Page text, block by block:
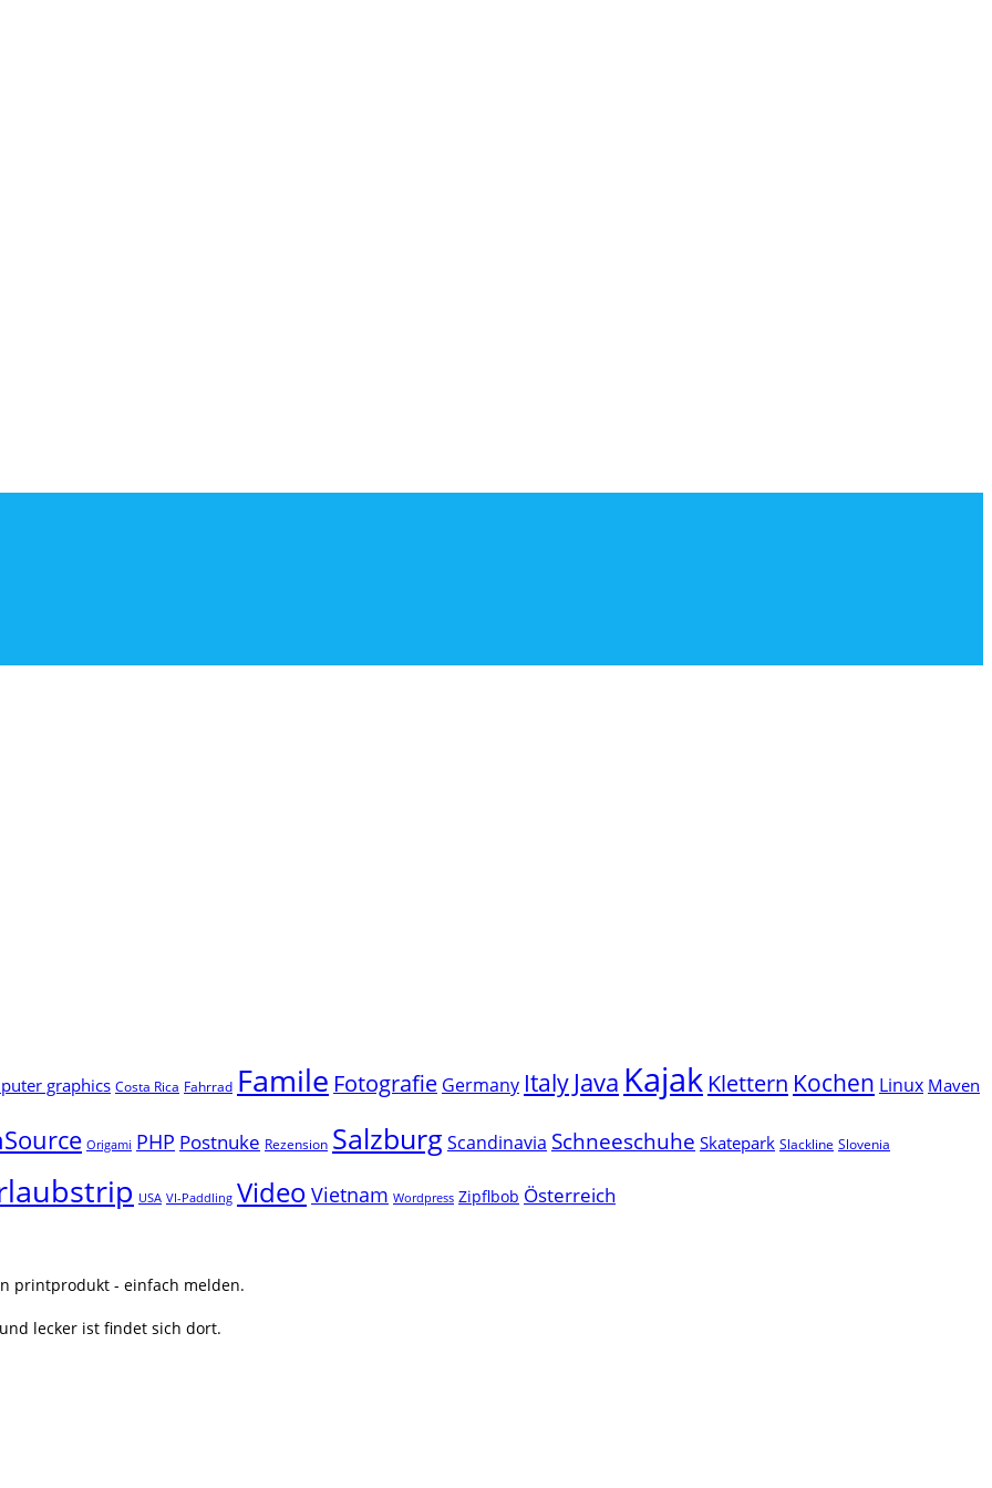
graphics Costa Rica Fahrrad Famile Fotografie Germany Italy Java Kajak Klettern Kochen Linux Maven
Origami PHP Postnuke Rezension SalzburgScandinavia Schneeschuhe Skatepark Slackline Slovenia
USA VI-Paddling Video Vietnam Wordpress Zipflbob Österreich
printprodukt - einfach melden.
lecker ist findet sich dort.